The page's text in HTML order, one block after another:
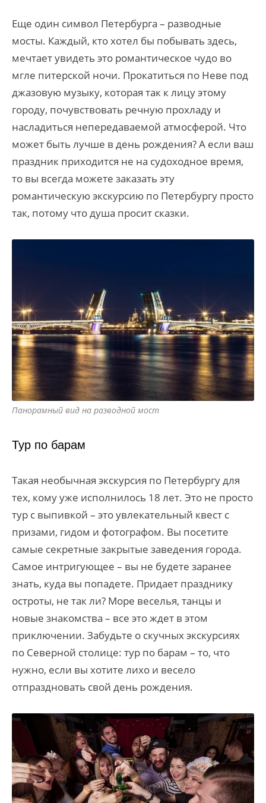
Еще один символ Петербурга – разводные
мосты. Каждый, кто хотел бы побывать здесь,
мечтает увидеть это романтическое чудо во
мгле питерской ночи. Прокатиться по Неве под
джазовую музыку, которая так к лицу этому
городу, почувствовать речную прохладу и
насладиться непередаваемой атмосферой. Что
может быть лучше в день рождения? А если ваш
праздник приходится не на судоходное время,
то вы всегда можете заказать эту
романтическую экскурсию по Петербургу просто
так, потому что душа просит сказки.
Панорамный вид на разводной мост
Тур по барам
Такая необычная экскурсия по Петербургу для
тех, кому уже исполнилось 18 лет. Это не просто
тур с выпивкой – это увлекательный квест с
призами, гидом и фотографом. Вы посетите
самые секретные закрытые заведения города.
Самое интригующее – вы не будете заранее
знать, куда вы попадете. Придает празднику
остроты, не так ли? Море веселья, танцы и
новые знакомства – все это ждет в этом
приключении. Забудьте о скучных экскурсиях
по Северной столице: тур по барам – то, что
нужно, если вы хотите лихо и весело
отпраздновать свой день рождения.